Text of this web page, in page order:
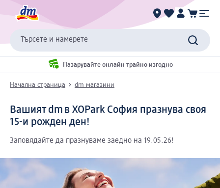
Търсете и намерете
Пазарувайте онлайн трайно изгодно
Начална страница dm магазини
Вашият dm в XOPark София празнува своя
15-и рожден ден!
Заповядайте да празнуваме заедно на 19.05.26!